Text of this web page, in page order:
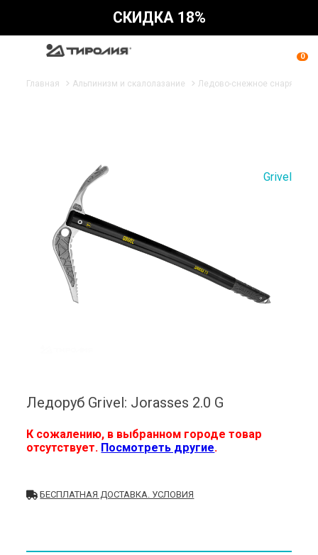
СКИДКА 18%
0
Главная Альпинизм и скалолазание Ледово-снежное
Grivel
Ледоруб Grivel: Jorasses 2.0 G
К сожалению, в выбранном городе товар
отсутствует. Посмотреть другие.
БЕСПЛАТНАЯ ДОСТАВКА. УСЛОВИЯ